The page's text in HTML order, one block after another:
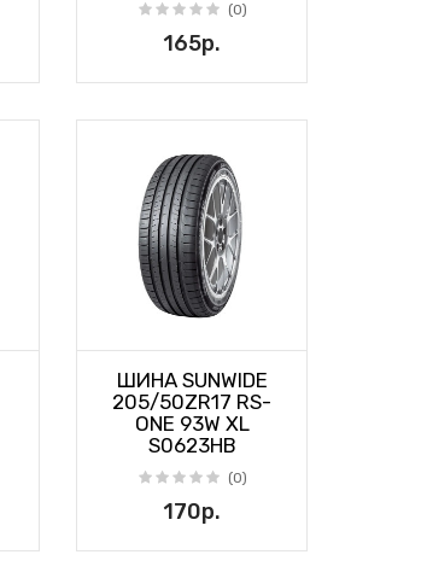
(0)
165р.
ШИНА SUNWIDE
205/50ZR17 RS-
ONE 93W XL
S0623HB
(0)
170р.